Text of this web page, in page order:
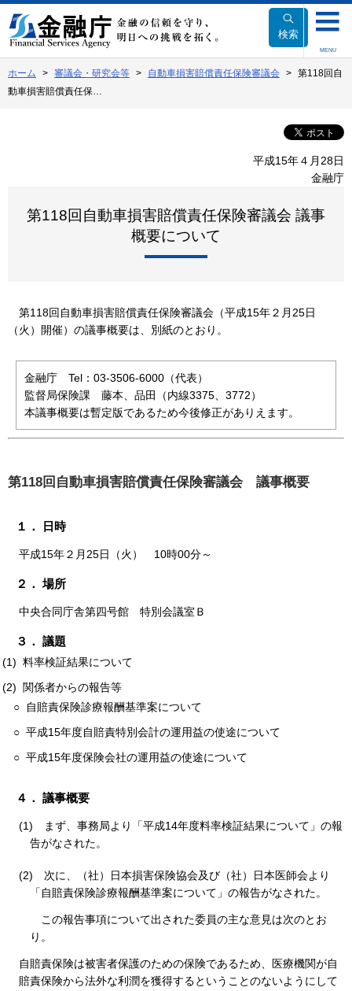
文
へ
動
検索
MENU
ホーム 審議会・研究会等 自動車損害賠償責任保険審議会
第118回自
動車損害賠償責任保…
平成15年４月28日
金融庁
第118回自動車損害賠償責任保険審議会 議事
概要について
第118回自動車損害賠償責任保険審議会（平成15年２月25日
（火）開催）の議事概要は、別紙のとおり。
金融庁 Tel：03-3506-6000（代表）
監督局保険課 藤本、品田（内線3375、3772）
本議事概要は暫定版であるため今後修正がありえます。
第118回自動車損害賠償責任保険審議会 議事概要
１． 日時
平成15年２月25日（火） 10時00分～
２． 場所
中央合同庁舎第四号館 特別会議室Ｂ
３． 議題
(1) 料率検証結果について
(2) 関係者からの報告等
○ 自賠責保険診療報酬基準案について
○ 平成15年度自賠責特別会計の運用益の使途について
○ 平成15年度保険会社の運用益の使途について
４． 議事概要
(1)
まず、事務局より「平成14年度料率検証結果について」の報
告がなされた。
(2)
次に、（社）日本損害保険協会及び（社）日本医師会より
「自賠責保険診療報酬基準案について」の報告がなされた。
この報告事項について出された委員の主な意見は次のとお
り。
自賠責保険は被害者保護のための保険であるため、医療機関が自
賠責保険から法外な利潤を獲得するということのないようにして